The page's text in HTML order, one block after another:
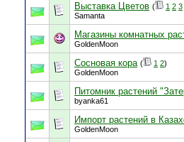
Выставка Цветов ( 1 2 3
Samanta
Магазины комнатных
GoldenMoon
Сосновая кора ( 1 2)
GoldenMoon
Питомник растений
byanka61
Импорт растений в
GoldenMoon